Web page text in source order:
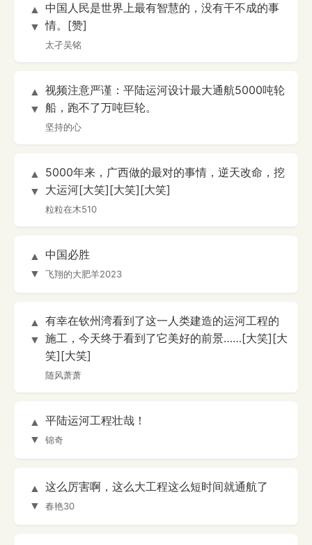
▲
▼
中国人民是世界上最有智慧的，没有干不成的事
情。[赞]
太孑吴铭
▲
▼
视频注意严谨：平陆运河设计最大通航5000吨轮
船，跑不了万吨巨轮。
坚持的心
▲
▼
5000年来，广西做的最对的事情，逆天改命，挖
大运河[大笑][大笑][大笑]
粒粒在木510
▲
▼
中国必胜
飞翔的大肥羊2023
▲
▼
有幸在钦州湾看到了这一人类建造的运河工程的
施工，今天终于看到了它美好的前景……[大笑][大
笑][大笑]
随风萧萧
▲
▼
平陆运河工程壮哉！
锦奇
▲
▼
这么厉害啊，这么大工程这么短时间就通航了
春艳30